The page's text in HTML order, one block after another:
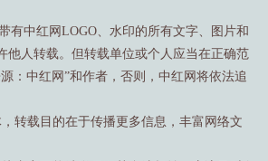
有中红网LOGO、水印的所有文字、图片和
他人转载。但转载单位或个人应当在正确范
：中红网”和作者，否则，中红网将依法追
转载目的在于传播更多信息，丰富网络文